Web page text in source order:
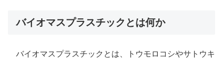
バイオマスプラスチックとは何か
バイオマスプラスチックとは、トウモロコシやサトウキ